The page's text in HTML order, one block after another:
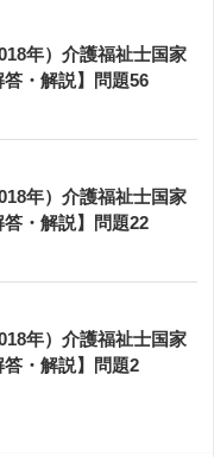
年）介護福祉士国家
・解説】問題56
年）介護福祉士国家
・解説】問題22
年）介護福祉士国家
・解説】問題2